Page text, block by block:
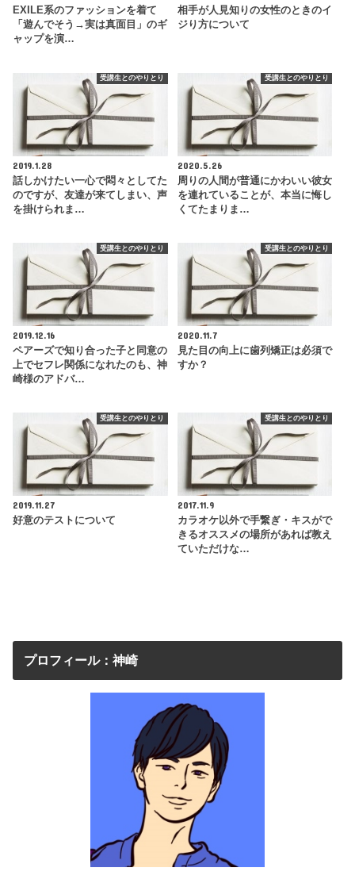
EXILE系のファッションを着て
「遊んでそう→実は真面目」のギ
ャップを演…
相手が人見知りの女性のときのイ
ジり方について
受講生とのやりとり
2019.1.28
話しかけたい一心で悶々としてた
のですが、友達が来てしまい、声
を掛けられま…
受講生とのやりとり
2020.5.26
周りの人間が普通にかわいい彼女
を連れていることが、本当に悔し
くてたまりま…
受講生とのやりとり
2019.12.16
ペアーズで知り合った子と同意の
上でセフレ関係になれたのも、神
崎様のアドバ…
受講生とのやりとり
2020.11.7
見た目の向上に歯列矯正は必須で
すか？
受講生とのやりとり
2019.11.27
好意のテストについて
受講生とのやりとり
2017.11.9
カラオケ以外で手繋ぎ・キスがで
きるオススメの場所があれば教え
ていただけな…
プロフィール：神崎